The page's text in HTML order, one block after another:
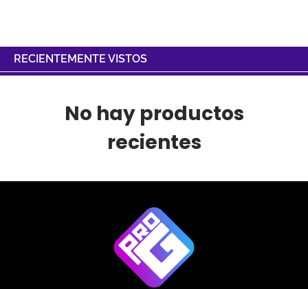
RECIENTEMENTE VISTOS
No hay productos
recientes